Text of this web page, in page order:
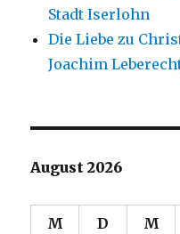
Stadt Iserlohn
Die Liebe zu
Joachim
August 2026
M D M